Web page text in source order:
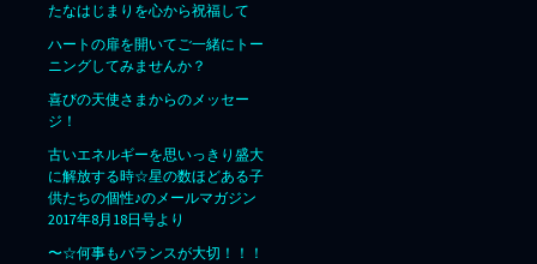
たなはじまりを心から祝福して
ハートの扉を開いてご一緒にトー
ニングしてみませんか？
喜びの天使さまからのメッセー
ジ！
古いエネルギーを思いっきり盛大
に解放する時☆星の数ほどある子
供たちの個性♪のメールマガジン
2017年8月18日号より
〜☆何事もバランスが大切！！！